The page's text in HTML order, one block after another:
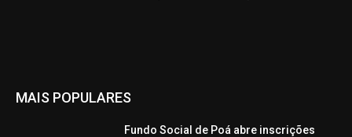
MAIS POPULARES
Fundo Social de Poá abre inscrições